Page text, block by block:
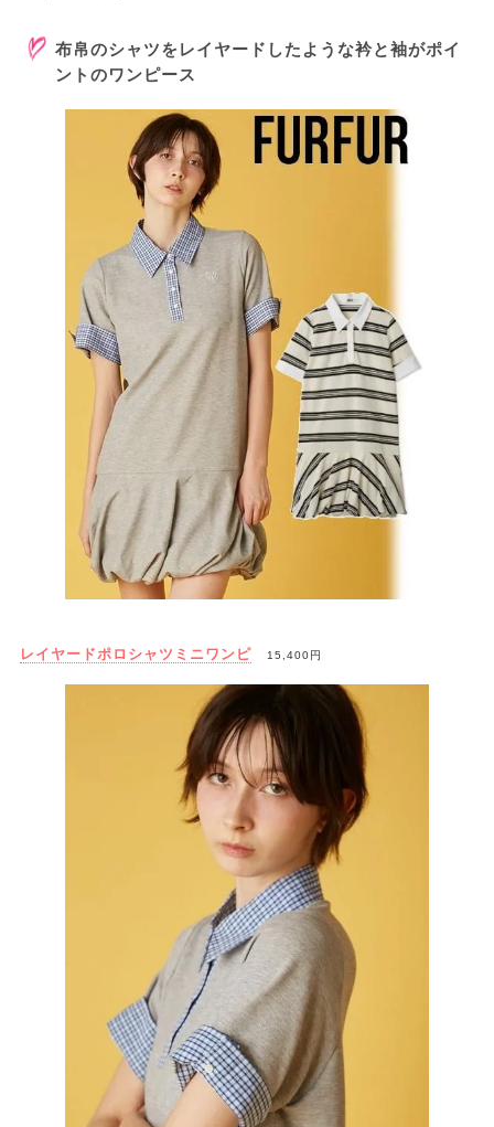
布帛のシャツをレイヤードしたような衿と袖がポイ
ントのワンピース
レイヤードポロシャツミニワンピ 15,400円